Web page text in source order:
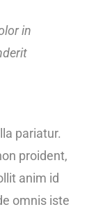
in
pariatur.
proident,
anim id
omnis iste